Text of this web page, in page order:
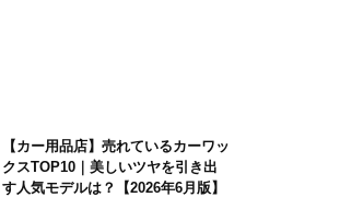
【カー用品店】売れているカーワッ
クスTOP10｜美しいツヤを引き出
す人気モデルは？【2026年6月版】